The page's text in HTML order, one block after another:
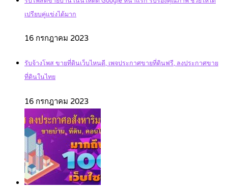
เปรียบคู่แข่งได้มาก
16 กรกฎาคม 2023
รับจ้างโพส ขายที่ดินเว็บไหนดี, เพจประกาศขายที่ดินฟรี, ลงประกาศขาย
ที่ดินในไทย
16 กรกฎาคม 2023